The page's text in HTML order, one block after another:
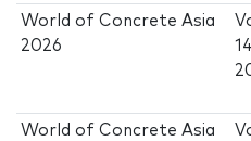
World of Concrete Asia
2026
World of Concrete Asia